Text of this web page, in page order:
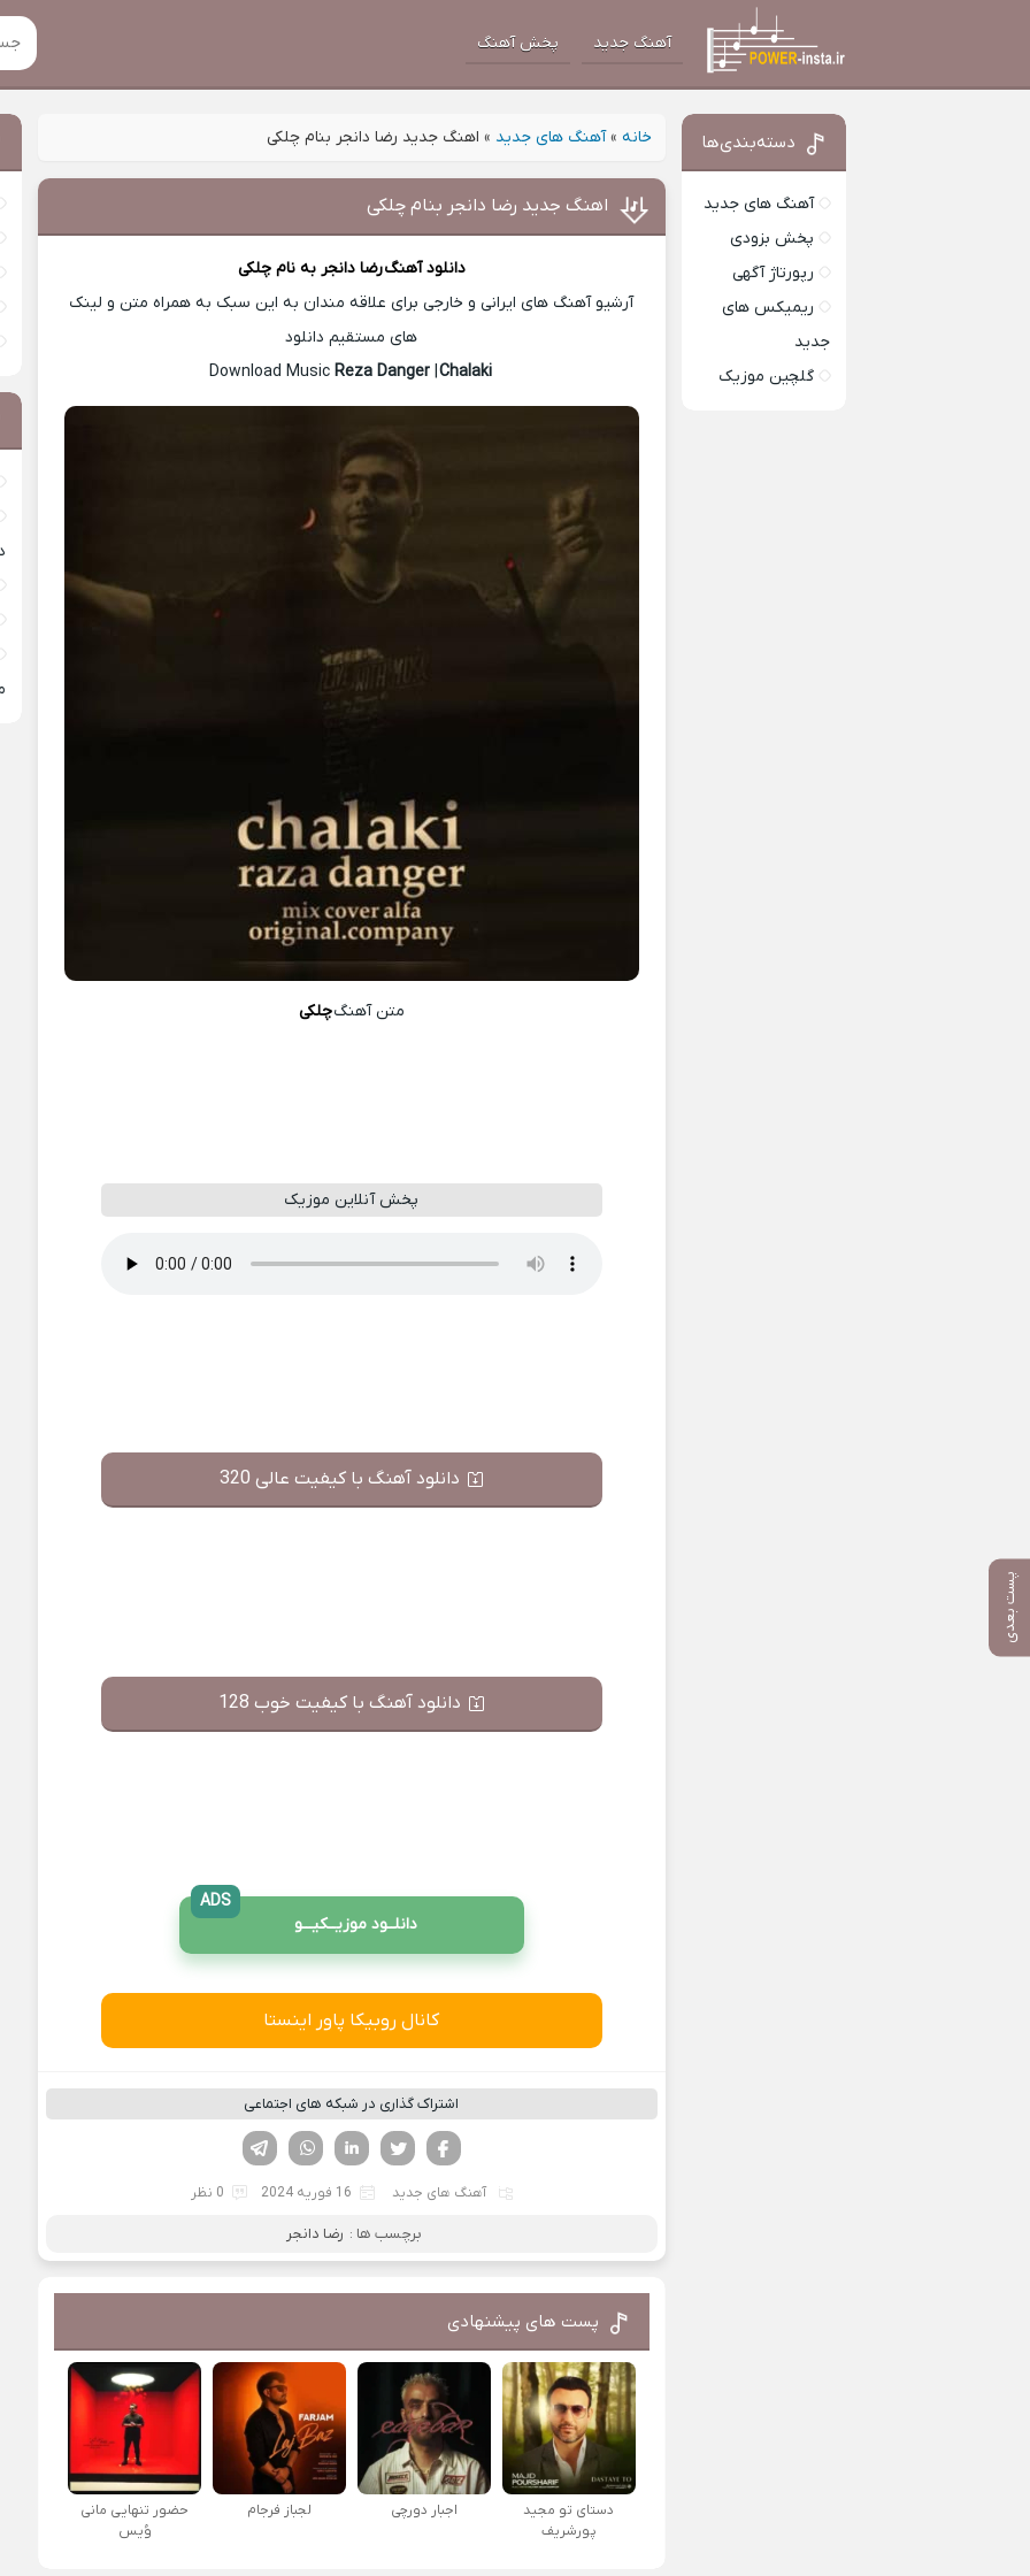
آهنگ جدید پخش آهنگ
خانه »آهنگ های جدید » اهنگ جدید رضا دانجر بنام چلکی
پست بعدی
اهنگ جدید رضا دانجر بنام چلکی
دانلود آهنگرضا دانجر به نام چلکی
آرشیو آهنگ های ایرانی و خارجی برای علاقه مندان به این سبک به همراه متن و لینک
های مستقیم دانلود
Reza Danger |Chalaki
متن آهنگچلکی
پخش آنلاین موزیک
دانلود آهنگ با کیفیت عالی 320
دانلود آهنگ با کیفیت خوب 128
دانلــود موزیــکیـــو
ADS
کانال روبیکا پاور اینستا
اشتراک گذاری در شبکه های اجتماعی
لینکدین تویتر
فیسوک
آهنگ های جدید 16 فوریه 2024 0 نظر
برچسب ها : رضا دانجر
پست های پیشنهادی
دستای تو مجید
پورشریف
اجبار دورچی لجباز فرجام
حضور تنهایی مانی
وُیس
دسته‌بندی‌ها
آهنگ های جدید
پخش بزودی
رپورتاژ آگهی
ریمیکس های
جدید
گلچین موزیک